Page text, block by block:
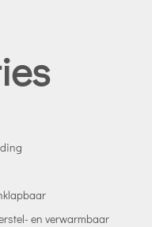
en verwarmbaar